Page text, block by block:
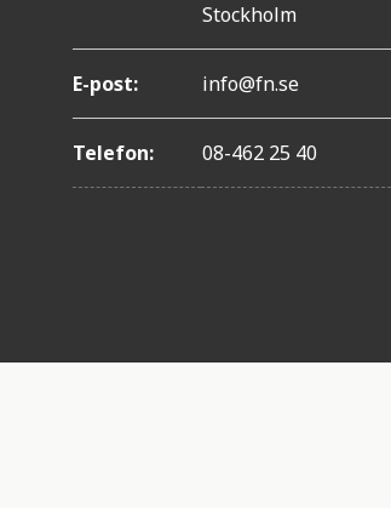
Stockholm
E-post: info@fn.se
Telefon: 08-462 25 40